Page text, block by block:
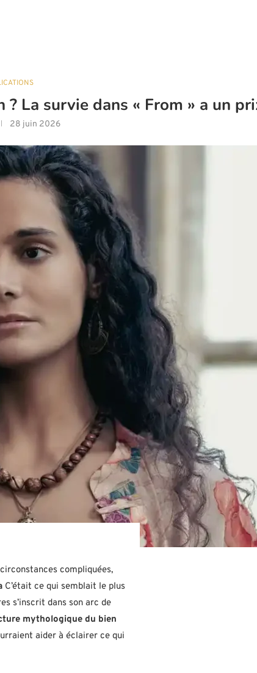
La survie dans « From » a un
28 juin 2026
compliquées,
C’était ce qui semblait le plus
s’inscrit dans son arc de
mythologique du bien
aider à éclairer ce qui